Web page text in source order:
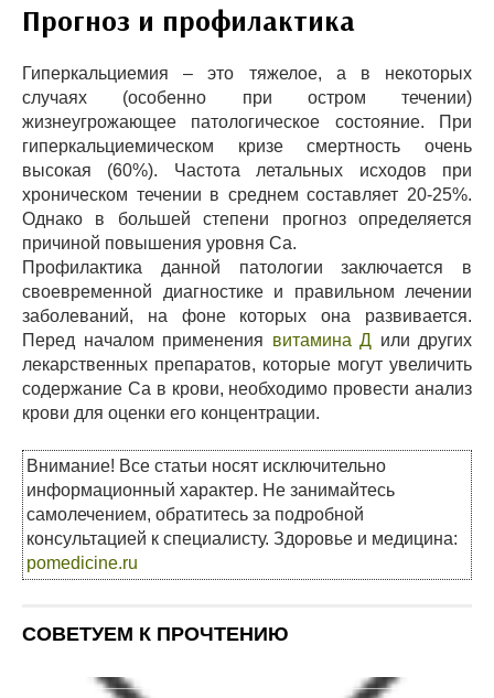
Прогноз и профилактика
Гиперкальциемия – это тяжелое, а в некоторых
случаях (особенно при остром течении)
жизнеугрожающее патологическое состояние. При
гиперкальциемическом кризе смертность очень
высокая (60%). Частота летальных исходов при
хроническом течении в среднем составляет 20-25%.
Однако в большей степени прогноз определяется
причиной повышения уровня Ca.
Профилактика данной патологии заключается в
своевременной диагностике и правильном лечении
заболеваний, на фоне которых она развивается.
Перед началом применения витамина Д или других
лекарственных препаратов, которые могут увеличить
содержание Ca в крови, необходимо провести анализ
крови для оценки его концентрации.
Внимание! Все статьи носят исключительно
информационный характер. Не занимайтесь
самолечением, обратитесь за подробной
консультацией к специалисту. Здоровье и медицина:
pomedicine.ru
СОВЕТУЕМ К ПРОЧТЕНИЮ